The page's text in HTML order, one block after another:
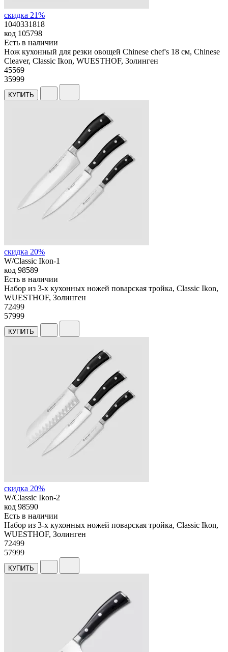
скидка 21%
1040331818
код 105798
Есть в наличии
Нож кухонный для резки овощей Chinese chef's 18 см, Chinese
Cleaver, Classic Ikon, WUESTHOF, Золинген
45569
35999
КУПИТЬ
скидка 20%
W/Classic Ikon-1
код 98589
Есть в наличии
Набор из 3-х кухонных ножей поварская тройка, Classic Ikon,
WUESTHOF, Золинген
72499
57999
КУПИТЬ
скидка 20%
W/Classic Ikon-2
код 98590
Есть в наличии
Набор из 3-х кухонных ножей поварская тройка, Classic Ikon,
WUESTHOF, Золинген
72499
57999
КУПИТЬ